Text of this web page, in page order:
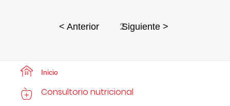
< Anterior 2Siguiente >
Inicio
Consultorio nutricional